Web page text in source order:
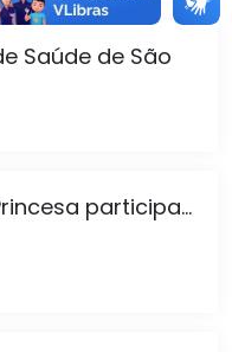
Saúde de São
participa...